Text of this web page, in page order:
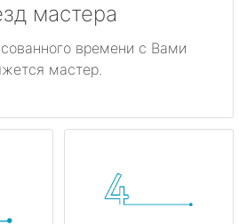
мастера
времени с Вами
мастер.